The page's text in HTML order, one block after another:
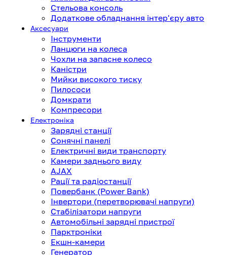
Стельова консоль
Додаткове обладнання інтер'єру авто
Аксесуари
Інструменти
Ланцюги на колеса
Чохли на запасне колесо
Каністри
Мийки високого тиску
Пилососи
Домкрати
Компресори
Електроніка
Зарядні станції
Сонячні панелі
Електричні види транспорту
Камери заднього виду
AJAX
Рації та радіостанції
Повербанк (Power Bank)
Інвертори (перетворювачі напруги)
Стабілізатори напруги
Автомобільні зарядні пристрої
Парктроніки
Екшн-камери
Генератор